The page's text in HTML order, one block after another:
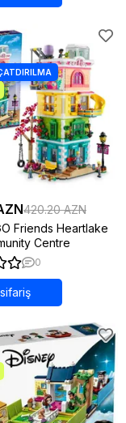
420.20 AZN
Friends Heartlake
Centre
0